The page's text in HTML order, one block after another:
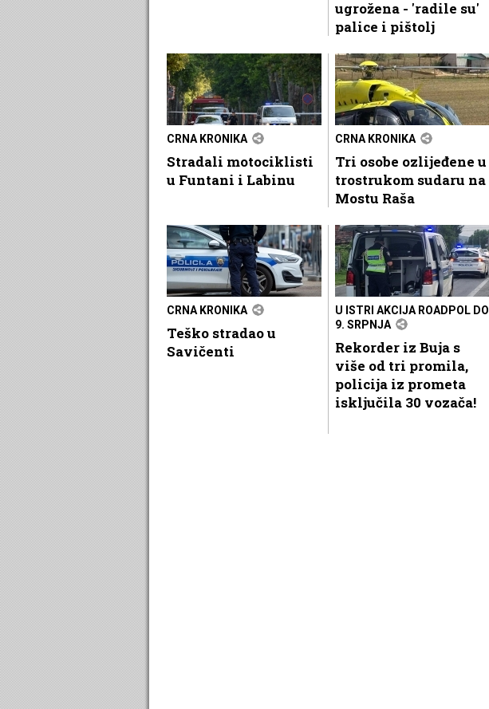
ugrožena - 'radile su'
palice i pištolj
CRNA KRONIKA
Stradali motociklisti
u Funtani i Labinu
CRNA KRONIKA
Tri osobe ozlijeđene u
trostrukom sudaru na
Mostu Raša
CRNA KRONIKA
Teško stradao u
Savičenti
U ISTRI AKCIJA ROADPOL DO
9. SRPNJA
Rekorder iz Buja s
više od tri promila,
policija iz prometa
isključila 30 vozača!